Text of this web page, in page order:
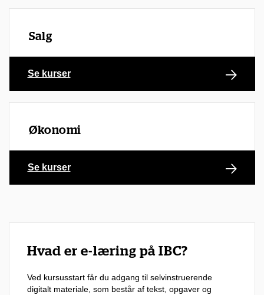
Salg
Se kurser
Økonomi
Se kurser
Hvad er e-læring på IBC?
Ved kursusstart får du adgang til selvinstruerende
digitalt materiale, som består af tekst, opgaver og